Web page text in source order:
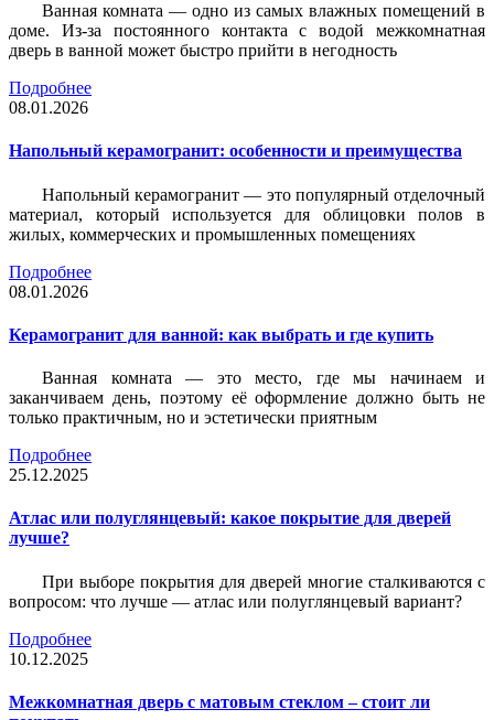
Ванная комната — одно из самых влажных помещений в
доме. Из-за постоянного контакта с водой межкомнатная
дверь в ванной может быстро прийти в негодность
Подробнее
08.01.2026
Напольный керамогранит: особенности и преимущества
Напольный керамогранит — это популярный отделочный
материал, который используется для облицовки полов в
жилых, коммерческих и промышленных помещениях
Подробнее
08.01.2026
Керамогранит для ванной: как выбрать и где купить
Ванная комната — это место, где мы начинаем и
заканчиваем день, поэтому её оформление должно быть не
только практичным, но и эстетически приятным
Подробнее
25.12.2025
Атлас или полуглянцевый: какое покрытие для дверей
лучше?
При выборе покрытия для дверей многие сталкиваются с
вопросом: что лучше — атлас или полуглянцевый вариант?
Подробнее
10.12.2025
Межкомнатная дверь с матовым стеклом – стоит ли